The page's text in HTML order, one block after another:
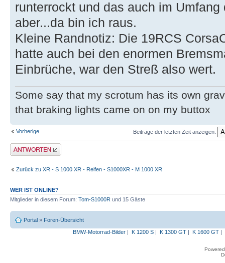
runterrockt und das auch im
aber...da bin ich raus.
Kleine Randnotiz: Die 19RCS
hatte auch bei den enormen
Einbrüche, war den Streß also wert.
Some say that my scrotum has its own
that braking lights came on on my buttox
Vorherige Beiträge der letzten Zeit anzeigen:
Antwort erstellen
Zurück zu XR - S 1000 XR - Reifen - S1000XR - M 1000 XR
WER IST ONLINE?
Mitglieder in diesem Forum: Tom-S1000R und 15 Gäste
Portal » Foren-Übersicht
BMW-Motorrad-Bilder| K 1200 S| K 1300 GT| K 1600 GT|